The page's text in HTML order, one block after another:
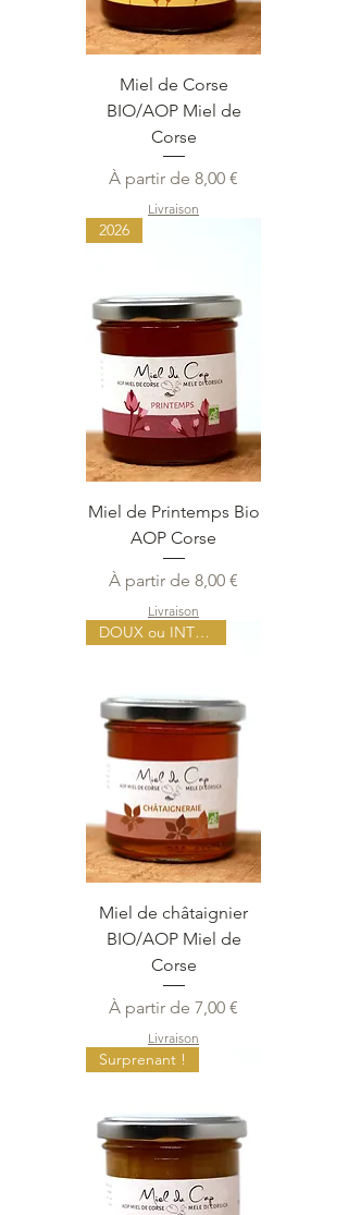
Miel de Corse
BIO/AOP Miel de
Corse
À partir de 8,00 €
Prix promotionnel
Livraison
2026
Miel de Printemps Bio
AOP Corse
À partir de 8,00 €
Prix promotionnel
Livraison
DOUX ou INTENSE
Miel de châtaignier
BIO/AOP Miel de
Corse
À partir de 7,00 €
Prix promotionnel
Livraison
Surprenant !